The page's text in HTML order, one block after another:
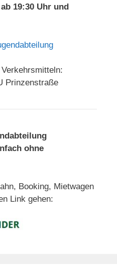
19:30 Uhr und
Prinzenstraße
ohne
Booking, Mietwagen
Link gehen: